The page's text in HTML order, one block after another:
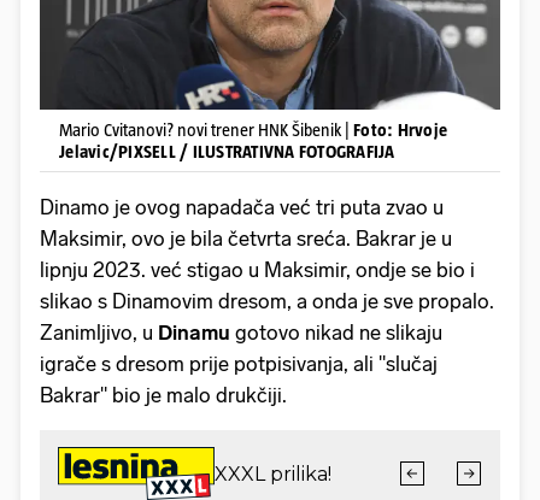
Mario Cvitanovi? novi trener HNK Šibenik | Foto: Hrvoje
Jelavic/PIXSELL / ILUSTRATIVNA FOTOGRAFIJA
Dinamo je ovog napadača već tri puta zvao u
Maksimir, ovo je bila četvrta sreća. Bakrar je u
lipnju 2023. već stigao u Maksimir, ondje se bio i
slikao s Dinamovim dresom, a onda je sve propalo.
Zanimljivo, u Dinamu gotovo nikad ne slikaju
igrače s dresom prije potpisivanja, ali "slučaj
Bakrar" bio je malo drukčiji.